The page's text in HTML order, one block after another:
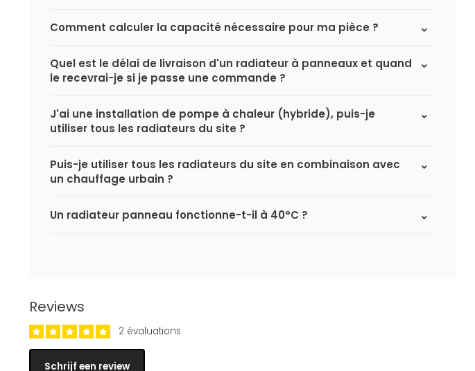
Comment calculer la capacité nécessaire pour ma pièce ?
Quel est le délai de livraison d'un radiateur à panneaux et quand
le recevrai-je si je passe une commande ?
J'ai une installation de pompe à chaleur (hybride), puis-je
utiliser tous les radiateurs du site ?
Puis-je utiliser tous les radiateurs du site en combinaison avec
un chauffage urbain ?
Un radiateur panneau fonctionne-t-il à 40°C ?
Reviews
2 évaluations
Schrijf een review